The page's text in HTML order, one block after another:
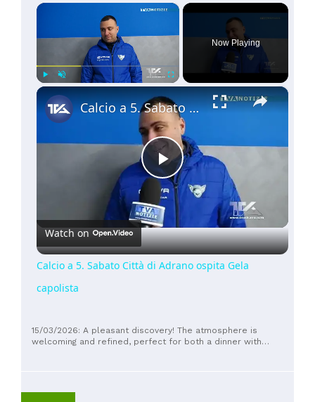
×
Now Playing
×
Play
Video
Calcio a 5. Sabato Città di Adrano ospita Gela capolista
Watch on
Calcio a 5. Sabato Città di Adrano ospita Gela
capolista
15/03/2026: A pleasant discovery! The atmosphere is
welcoming and refined, perfect for both a dinner with